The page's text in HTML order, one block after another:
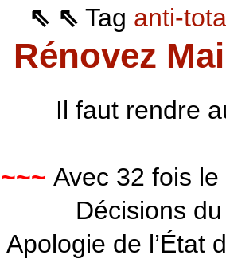
⇖ ⇖ Tag anti-
Rénovez
Il faut rendre
~~~ Avec 32 fois
Décisions
Apologie de l’État